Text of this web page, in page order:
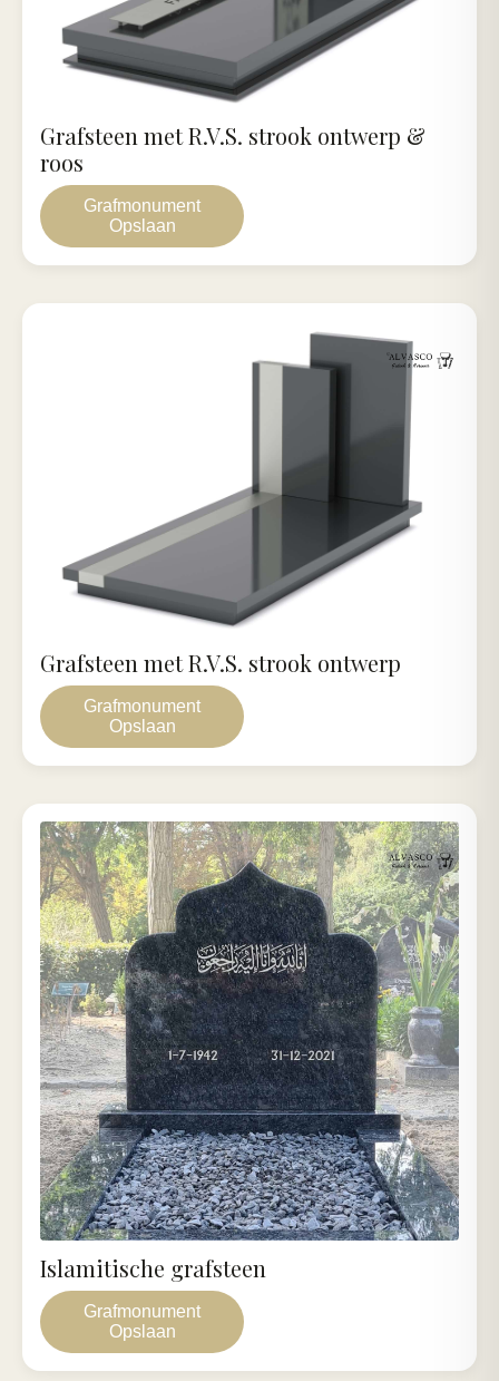
Grafmonument
Opslaan
Grafsteen met R.V.S. strook ontwerp &
roos
Grafmonument
Opslaan
Grafsteen met R.V.S. strook ontwerp
Grafmonument
Opslaan
Islamitische grafsteen